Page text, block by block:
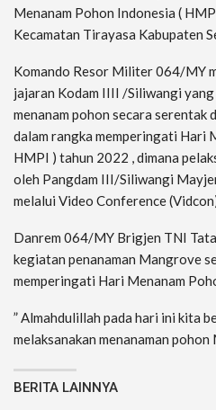
Menanam Pohon Indonesia (
Kecamatan Tirayasa Kabupaten
Komando Resor Militer 064/MY
jajaran Kodam IIII /Siliwangi
menanam pohon secara
dalam rangka memperingati Hari
HMPI ) tahun 2022 , dimana
oleh Pangdam III/Siliwangi
melalui Video Conference
Danrem 064/MY Brigjen TNI
kegiatan penanaman Mangrove
memperingati Hari Menanam
” Almahdulillah pada hari ini kita
melaksanakan menanaman pohon
BERITA LAINNYA